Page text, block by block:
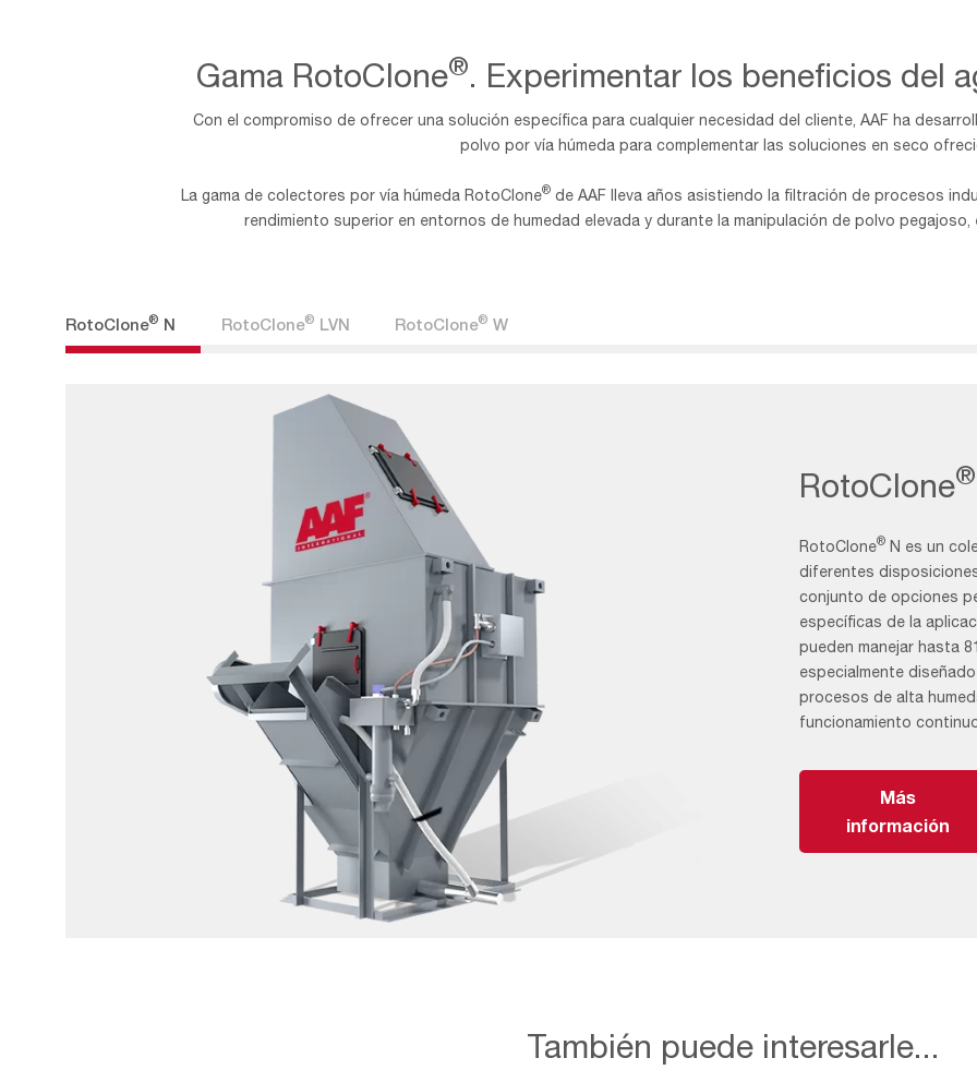
Gama RotoClone®. Experimentar los beneficios del
Con el compromiso de ofrecer una solución específica para cualquier necesidad del cliente, AAF ha
polvo por vía húmeda para complementar las soluciones en seco
La gama de colectores por vía húmeda RotoClone® de AAF lleva años asistiendo la filtración de procesos
rendimiento superior en entornos de humedad elevada y durante la manipulación de polvo
RotoClone® N RotoClone® LVN RotoClone® W
RotoClone®
RotoClone® N es un
diferentes
conjunto de opciones
específicas de la
pueden manejar hasta
especialmente
procesos de alta
funcionamiento
Más
información
También puede interesarle...